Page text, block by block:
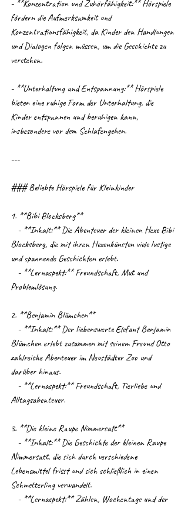
- **Konzentration und Zuhörfähigkeit:** Hörspiele
fördern die Aufmerksamkeit und
Konzentrationsfähigkeit, da Kinder den Handlungen
und Dialogen folgen müssen, um die Geschichte zu
verstehen.
- **Unterhaltung und Entspannung:** Hörspiele
bieten eine ruhige Form der Unterhaltung, die
Kinder entspannen und beruhigen kann,
insbesondere vor dem Schlafengehen.
---
### Beliebte Hörspiele für Kleinkinder
1. **Bibi Blocksberg**
Blocksberg, die mit ihren Hexenkünsten viele lustige
und spannende Geschichten erlebt.
Problemlösung.
2. **Benjamin Blümchen**
Blümchen erlebt zusammen mit seinem Freund Otto
zahlreiche Abenteuer im Neustädter Zoo und
darüber hinaus.
Alltagsabenteuer.
3. **Die kleine Raupe Nimmersatt**
Nimmersatt, die sich durch verschiedene
Lebensmittel frisst und sich schließlich in einen
Schmetterling verwandelt.